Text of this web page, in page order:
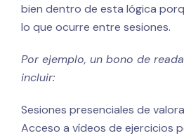
bien dentro de esta lógica
lo que ocurre entre sesiones.
Por ejemplo, un bono de
incluir:
Sesiones presenciales de
Acceso a vídeos de ejercicios